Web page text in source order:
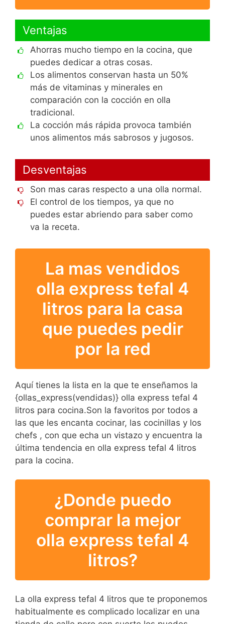
Ventajas
Ahorras mucho tiempo en la cocina, que
puedes dedicar a otras cosas.
Los alimentos conservan hasta un 50%
más de vitaminas y minerales en
comparación con la cocción en olla
tradicional.
La cocción más rápida provoca también
unos alimentos más sabrosos y jugosos.
Desventajas
Son mas caras respecto a una olla normal.
El control de los tiempos, ya que no
puedes estar abriendo para saber como
va la receta.
La mas vendidos
olla express tefal 4
litros para la casa
que puedes pedir
por la red
Aquí tienes la lista en la que te enseñamos la
{ollas_express(vendidas)} olla express tefal 4
litros para cocina.Son la favoritos por todos a
las que les encanta cocinar, las cocinillas y los
chefs , con que echa un vistazo y encuentra la
última tendencia en olla express tefal 4 litros
para la cocina.
¿Donde puedo
comprar la mejor
olla express tefal 4
litros?
La olla express tefal 4 litros que te proponemos
habitualmente es complicado localizar en una